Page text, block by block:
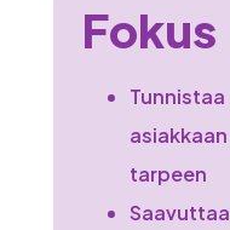
Fokus
Tunnistaa
asiakkaan
tarpeen
Saavuttaa